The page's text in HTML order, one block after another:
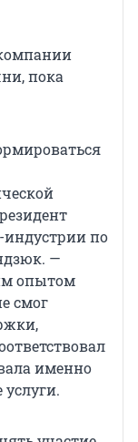
пока
индустрии по
—
опытом
смог
именно